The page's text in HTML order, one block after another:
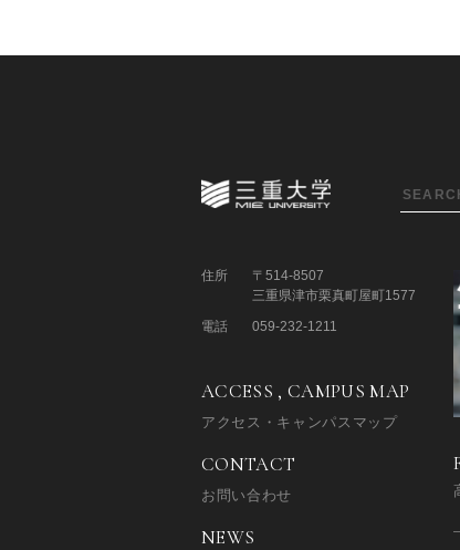
住所
〒514-8507
三重県津市栗真町屋町1577
電話
059-232-1211
ACCESS , CAMPUS MAP
アクセス・キャンパスマップ
CONTACT
お問い合わせ
NEWS